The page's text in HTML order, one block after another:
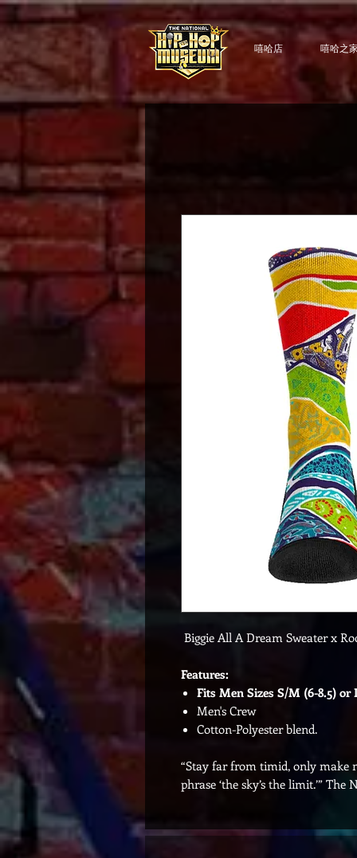
嘻哈店 嘻哈之
Biggie All A Dream Sweater x
Features:
Fits Men Sizes S/M (6-8.5) or
Men's Crew
Cotton-Polyester blend.
“Stay far from timid, only make
phrase ‘the sky’s the limit.’” The